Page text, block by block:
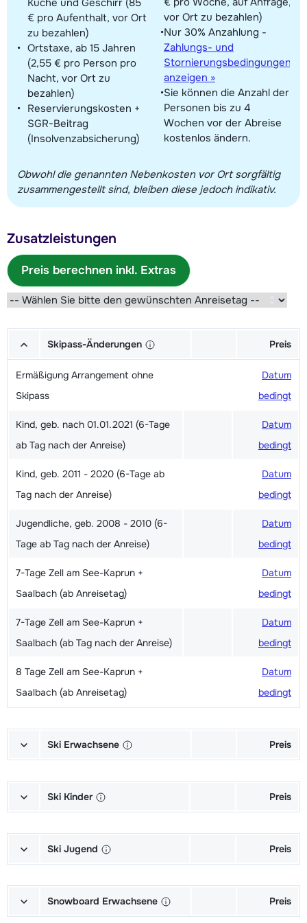
€ pro Aufenthalt, vor Ort
zu bezahlen)
Ortstaxe, ab 15 Jahren
(2,55 € pro Person pro
Nacht, vor Ort zu
bezahlen)
Reservierungskosten +
SGR-Beitrag
(Insolvenzabsicherung)
vor Ort zu bezahlen)
Nur 30% Anzahlung -
Zahlungs- und
Stornierungsbedingungen
anzeigen »
Sie können die Anzahl der
Personen bis zu 4
Wochen vor der Abreise
kostenlos ändern.
Obwohl die genannten Nebenkosten vor Ort sorgfältig
zusammengestellt sind, bleiben diese jedoch indikativ.
Zusatzleistungen
Preis berechnen inkl. Extras
Skipass-Änderungen Preis
Ermäßigung Arrangement ohne
Skipass
Datum
bedingt
Kind, geb. nach 01.01.2021 (6-Tage
ab Tag nach der Anreise)
Datum
bedingt
Kind, geb. 2011 - 2020 (6-Tage ab
Tag nach der Anreise)
Datum
bedingt
Jugendliche, geb. 2008 - 2010 (6-
Tage ab Tag nach der Anreise)
Datum
bedingt
7-Tage Zell am See-Kaprun +
Saalbach (ab Anreisetag)
Datum
bedingt
7-Tage Zell am See-Kaprun +
Saalbach (ab Tag nach der Anreise)
Datum
bedingt
8 Tage Zell am See-Kaprun +
Saalbach (ab Anreisetag)
Datum
bedingt
Ski Erwachsene Preis
Premium
Mietpreis Ski + Skischuhe + Stöcke
195,00 €
Mietpreis Ski + Stöcke Economy 143,00 €
Ski Kinder Preis
Stöcke Kinder (bis einschließlich 15
Jahre)
Leihgebühr Ski + Stöcke Kinder (bis
einschließlich 15 Jahre)
78,00 €
Ski Jugend Preis
Stöcke Economy Jugend (16 bis
Snowboard Erwachsene Preis